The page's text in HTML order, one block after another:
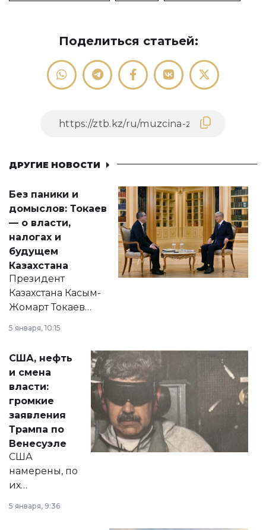
Поделиться статьей:
ДРУГИЕ НОВОСТИ
Без паники и
домыслов: Токаев
— о власти,
налогах и
будущем
Казахстана
Президент
Казахстана Касым-
Жомарт Токаев
сразу несколько
актуальных тем —
от слухов о
политических
реформах до
вопросов армии,
экономики и
личного здоровья.
5 января, 10:15
США, нефть
и смена
власти:
громкие
заявления
Трампа по
Венесуэле
США
намерены, по
их
принести
5 января, 9:36